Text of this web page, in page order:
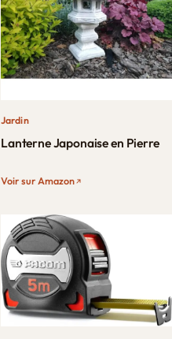
Jardin
Lanterne Japonaise en Pierre
Voir sur Amazon